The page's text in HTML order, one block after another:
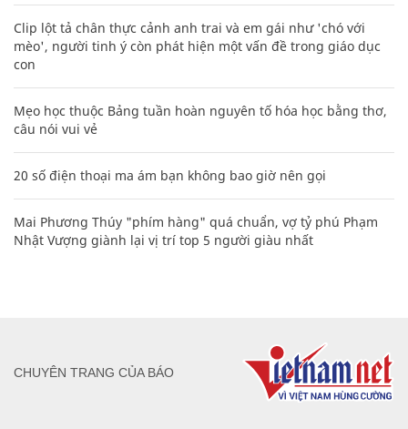
Clip lột tả chân thực cảnh anh trai và em gái như 'chó với
mèo', người tinh ý còn phát hiện một vấn đề trong giáo dục
con
Mẹo học thuộc Bảng tuần hoàn nguyên tố hóa học bằng thơ,
câu nói vui vẻ
20 số điện thoại ma ám bạn không bao giờ nên gọi
Mai Phương Thúy "phím hàng" quá chuẩn, vợ tỷ phú Phạm
Nhật Vượng giành lại vị trí top 5 người giàu nhất
CHUYÊN TRANG CỦA BÁO